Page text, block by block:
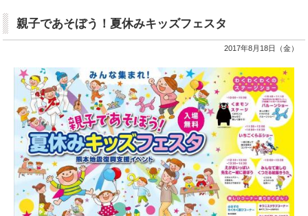
親子であそぼう！夏休みキッズフェスタ
2017年8月18日（金）